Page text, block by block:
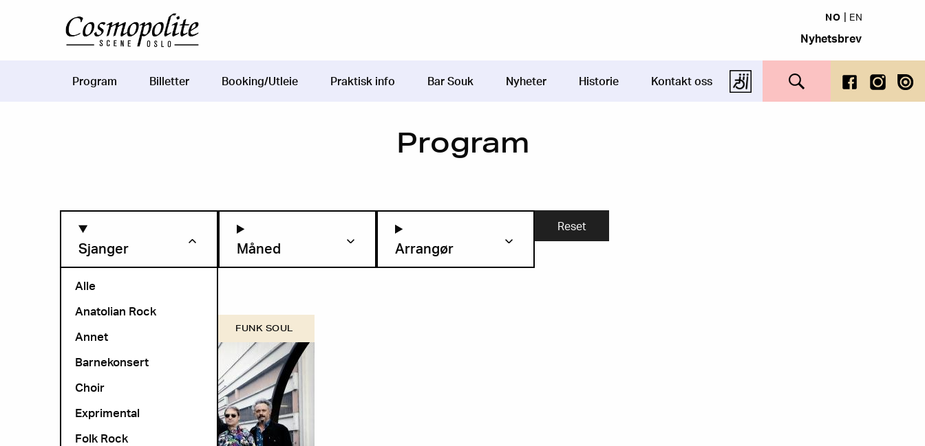
NO EN
Nyhetsbrev
Main
Program Billetter Booking/Utleie Praktisk info Bar Souk Nyheter Historie Kontakt oss Search this site
Program
Sjanger
Alle
Anatolian Rock
Annet
Barnekonsert
Choir
Exprimental
Folk Rock
Måned Arrangør
FUNK SOUL